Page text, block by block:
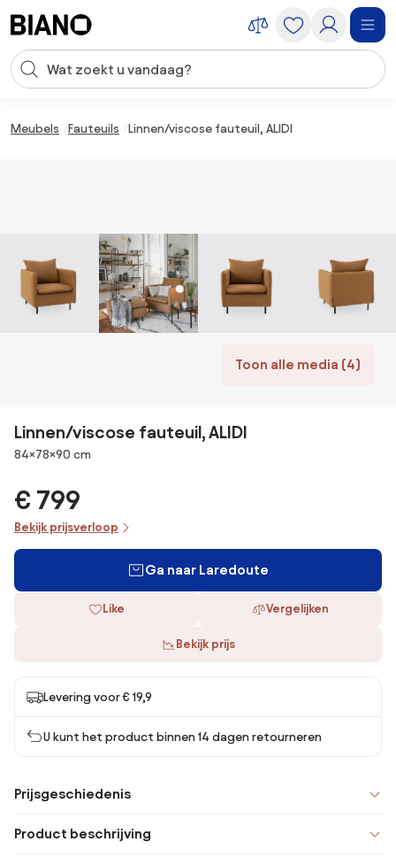
Zoekopdracht invoeren
Meubels Fauteuils Linnen/viscose fauteuil, ALIDI
Toon alle media (4)
Linnen/viscose fauteuil, ALIDI
Afmetingen
84×78×90 cm
€ 799
Bekijk prijsverloop
Ga naar Laredoute
Like Vergelijken
Bekijk prijs
Levering voor € 19,9
U kunt het product binnen 14 dagen retourneren
Prijsgeschiedenis
Product beschrijving